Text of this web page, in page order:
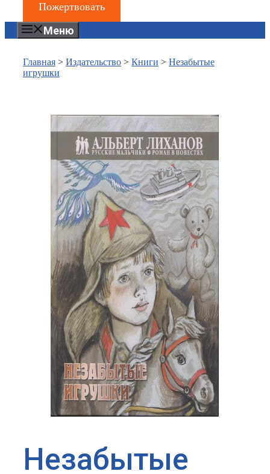
Пожертвовать
Меню
Главная > Издательство > Книги > Незабытые
игрушки
Незабытые